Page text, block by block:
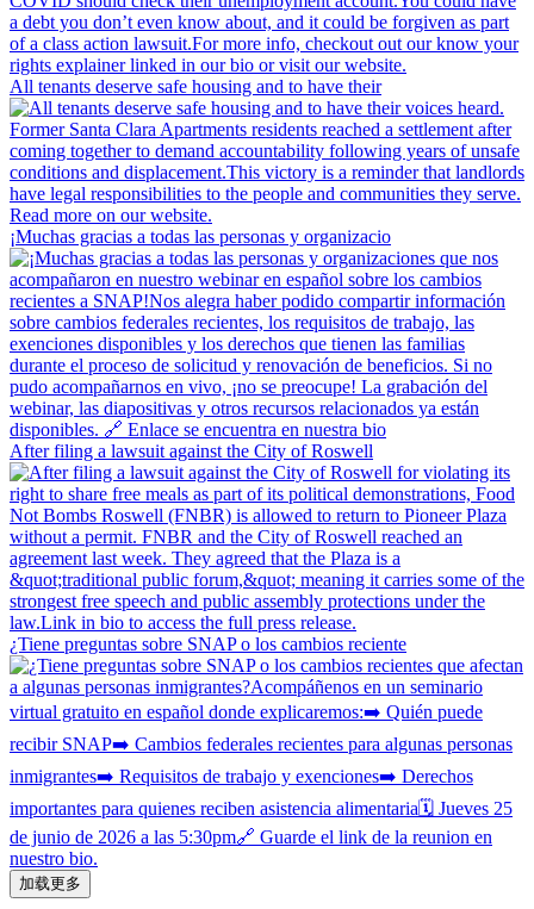
All tenants deserve safe housing and to have their
¡Muchas gracias a todas las personas y organizacio
After filing a lawsuit against the City of Roswell
¿Tiene preguntas sobre SNAP o los cambios reciente
加载更多